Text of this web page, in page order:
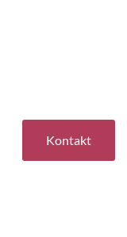
Kontakt